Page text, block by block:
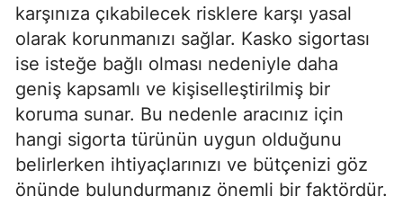
karşınıza çıkabilecek risklere karşı yasal
olarak korunmanızı sağlar. Kasko sigortası
ise isteğe bağlı olması nedeniyle daha
geniş kapsamlı ve kişiselleştirilmiş bir
koruma sunar. Bu nedenle aracınız için
hangi sigorta türünün uygun olduğunu
belirlerken ihtiyaçlarınızı ve bütçenizi göz
önünde bulundurmanız önemli bir faktördür.